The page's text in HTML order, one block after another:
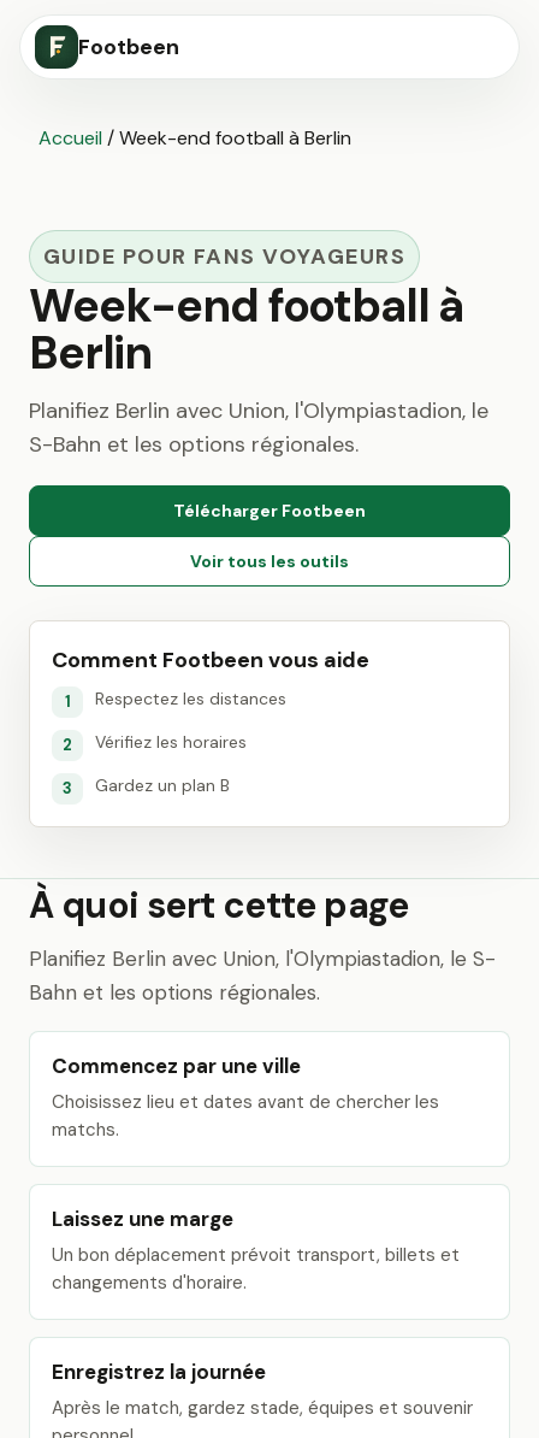
Footbeen
Accueil /Week-end football à Berlin
GUIDE POUR FANS VOYAGEURS
Week-end football à
Berlin
Planifiez Berlin avec Union, l'Olympiastadion, le
S-Bahn et les options régionales.
Télécharger Footbeen
Voir tous les outils
Comment Footbeen vous aide
1 Respectez les distances
2 Vérifiez les horaires
3 Gardez un plan B
À quoi sert cette page
Planifiez Berlin avec Union, l'Olympiastadion, le S-
Bahn et les options régionales.
Commencez par une ville
Choisissez lieu et dates avant de chercher les
matchs.
Laissez une marge
Un bon déplacement prévoit transport, billets et
changements d'horaire.
Enregistrez la journée
Après le match, gardez stade, équipes et souvenir